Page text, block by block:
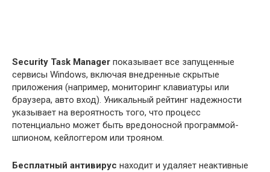
Security Task Manager показывает все запущенные
сервисы Windows, включая внедренные скрытые
приложения (например, мониторинг клавиатуры или
браузера, авто вход). Уникальный рейтинг надежности
указывает на вероятность того, что процесс
потенциально может быть вредоносной программой-
шпионом, кейлоггером или трояном.
Бесплатный aнтивирус находит и удаляет неактивные